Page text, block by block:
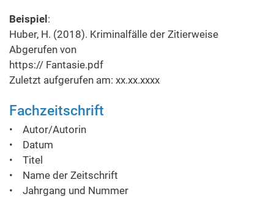
Beispiel:
Huber, H. (2018). Kriminalfälle der Zitierweise
Abgerufen von
https:// Fantasie.pdf
Zuletzt aufgerufen am: xx.xx.xxxx
Fachzeitschrift
• Autor/Autorin
• Datum
• Titel
• Name der Zeitschrift
• Jahrgang und Nummer